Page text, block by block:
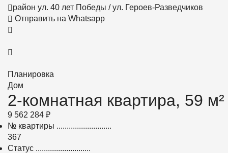
район ул. 40 лет Победы / ул. Героев-Разведчиков
Отправить на Whatsapp
Планировка
Дом
2-комнатная квартира, 59 м²
9 562 284 ₽
№ квартиры ...........................
367
Статус ...........................